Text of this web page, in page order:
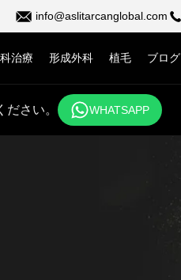
info@aslitarcanglobal.com
治療 形成外科 植毛 ブログ
さい。 WHATSAPP